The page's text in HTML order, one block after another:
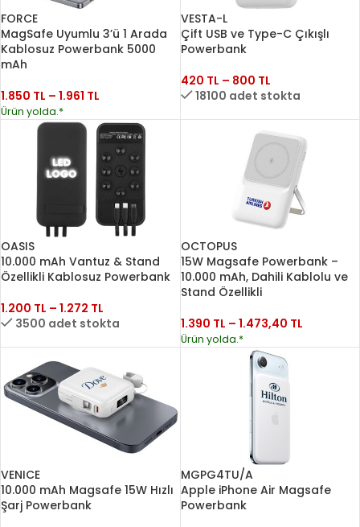
FORCE
MagSafe Uyumlu 3’ü 1 Arada
Kablosuz Powerbank 5000
mAh
1.850 TL – 1.961 TL
Ürün yolda.*
VESTA-L
Çift USB ve Type-C Çıkışlı
Powerbank
420 TL – 800 TL
18100 adet stokta
OASIS
10.000 mAh Vantuz & Stand
Özellikli Kablosuz Powerbank
1.200 TL – 1.272 TL
3500 adet stokta
OCTOPUS
15W Magsafe Powerbank –
10.000 mAh, Dahili Kablolu ve
Stand Özellikli
1.390 TL – 1.473,40 TL
Ürün yolda.*
VENICE
10.000 mAh Magsafe 15W Hızlı
Şarj Powerbank
MGPG4TU/A
Apple iPhone Air Magsafe
Powerbank